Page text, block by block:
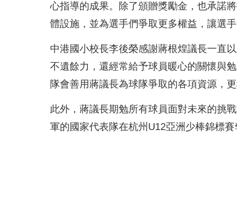
心指導的成果。除了頒贈獎勵金，也承諾
體設施，並為選手們爭取更多權益，讓選
中港國小校長李後榮感謝蔣根煌議長一直
不遺餘力，還經常給予球員暖心的關懷與
隊會善用蔣議長為球隊爭取的各項資源，
此外，蔣議長期勉所有球員面對未來的挑
軍的國家代表隊在杭州U12亞洲少棒錦標賽